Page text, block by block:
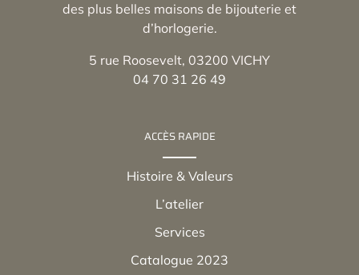
des plus belles maisons de bijouterie et
d’horlogerie.
5 rue Roosevelt, 03200 VICHY
04 70 31 26 49
ACCÈS RAPIDE
Histoire & Valeurs
L’atelier
Services
Catalogue 2023